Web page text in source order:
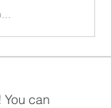
can